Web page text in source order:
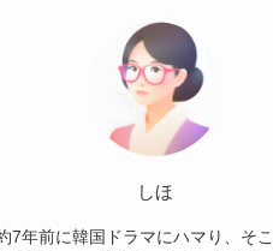
しほ
7年前に韓国ドラマにハマり、そ